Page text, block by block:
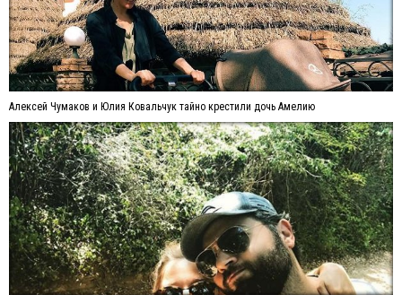
Алексей Чумаков и Юлия Ковальчук тайно крестили дочь Амелию